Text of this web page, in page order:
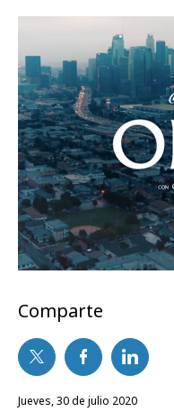
Comparte
jueves, 30 de julio 2020